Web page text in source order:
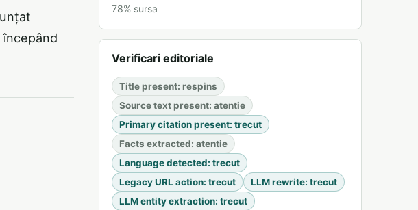
78% sursa
Verificari editoriale
Title present: respins
Source text present: atentie
Primary citation present: trecut
Facts extracted: atentie
Language detected: trecut
Legacy URL action: trecut LLM rewrite: trecut
LLM entity extraction: trecut